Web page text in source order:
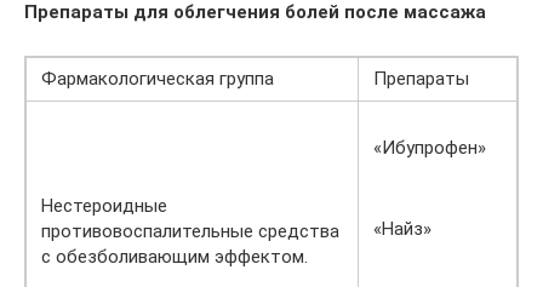
Препараты для облегчения болей после массажа
Фармакологическая группа Препараты
Нестероидные
противовоспалительные средства
с обезболивающим эффектом.
«Ибупрофен»
«Найз»